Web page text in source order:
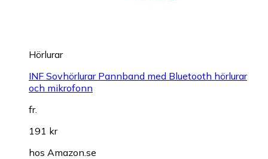
Hörlurar
INF Sovhörlurar Pannband med Bluetooth hörlurar
och mikrofonn
fr.
191 kr
hos Amazon.se